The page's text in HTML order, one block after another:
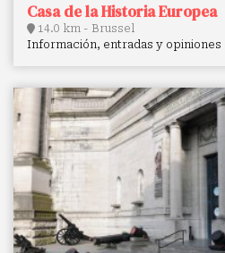
Casa de la Historia Europea
14.0 km - Brussel
Información, entradas y opiniones